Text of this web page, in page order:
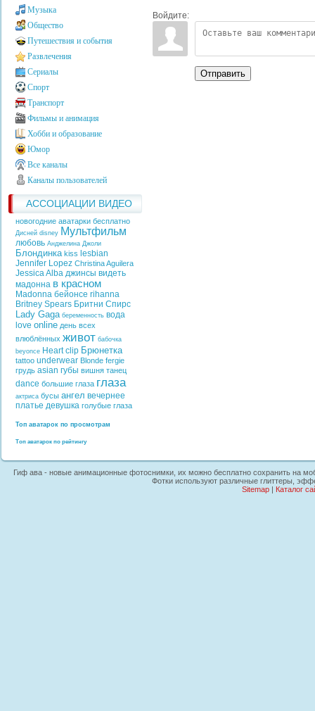
Музыка
Общество
Путешествия и события
Развлечения
Сериалы
Спорт
Транспорт
Фильмы и анимация
Хобби и образование
Юмор
Все каналы
Каналы пользователей
АССОЦИАЦИИ ВИДЕО
новогодние аватарки бесплатно
Дисней disney Мультфильм
любовь Анджелина Джоли
Блондинка kiss lesbian
Jennifer Lopez Christina Aguilera
Jessica Alba джинсы видеть
мадонна в красном
Madonna бейонсе rihanna
Britney Spears Бритни Спирс
Lady Gaga беременность вода
love online день всех
влюблённых живот бабочка
beyonce Heart clip Брюнетка
tattoo underwear Blonde fergie
грудь asian губы вишня танец
dance большие глаза глаза
актриса бусы ангел вечернее
платье девушка голубые глаза
Топ аватарок по просмотрам
Топ аватарок по рейтингу
Войдите:
Отправить
Гиф ава - новые анимационные фотоснимки, их можно бесплатно сохранить на
Фотки используют различные глиттеры,
Sitemap| Каталог